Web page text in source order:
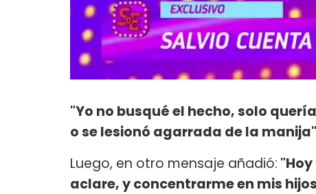
"Yo no busqué el hecho, solo
o se lesionó agarrada de la manija"
Luego, en otro mensaje añadió:
aclare, y concentrarme en mis